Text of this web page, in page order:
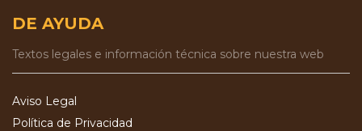
DE AYUDA
Textos legales e información técnica sobre nuestra web
Aviso Legal
Política de Privacidad